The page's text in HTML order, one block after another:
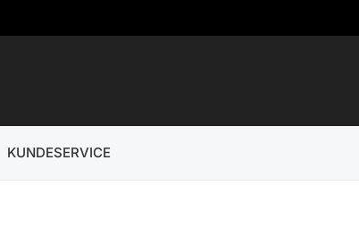
KUNDESERVICE